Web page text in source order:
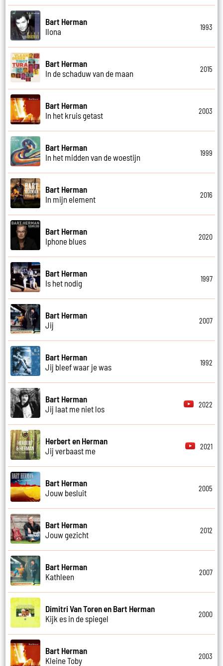
Bart Herman
Ilona
1993
Bart Herman
In de schaduw van de maan
2015
Bart Herman
In het kruis getast
2003
Bart Herman
In het midden van de woestijn
1999
Bart Herman
In mijn element
2016
Bart Herman
Iphone blues
2020
Bart Herman
Is het nodig
1997
Bart Herman
Jij
2007
Bart Herman
Jij bleef waar je was
1992
Bart Herman
Jij laat me niet los
2022
Herbert en Herman
Jij verbaast me
2021
Bart Herman
Jouw besluit
2005
Bart Herman
Jouw gezicht
2012
Bart Herman
Kathleen
2007
Dimitri Van Toren en Bart Herman
Kijk es in de spiegel
2000
Bart Herman
Kleine Toby
2003